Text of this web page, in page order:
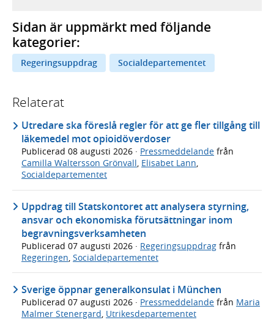
Sidan är uppmärkt med följande
kategorier:
Regeringsuppdrag Socialdepartementet
Relaterat
Utredare ska föreslå regler för att ge fler tillgång till
läkemedel mot opioidöverdoser
Publicerad 08 augusti 2026 · Pressmeddelande från
Camilla Waltersson Grönvall, Elisabet Lann,
Socialdepartementet
Uppdrag till Statskontoret att analysera styrning,
ansvar och ekonomiska förutsättningar inom
begravningsverksamheten
Publicerad 07 augusti 2026 · Regeringsuppdrag från
Regeringen, Socialdepartementet
Sverige öppnar generalkonsulat i München
Publicerad 07 augusti 2026 · Pressmeddelande från Maria
Malmer Stenergard Utrikesdepartementet